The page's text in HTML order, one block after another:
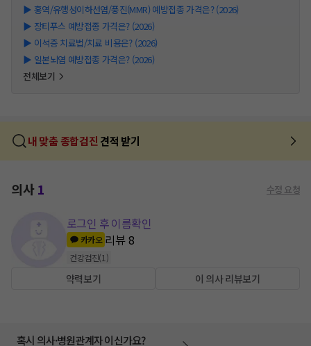
▶ 홍역/유행성이하선염/풍진(MMR) 예방접종 가격은? (2026)
▶ 장티푸스 예방접종 가격은? (2026)
▶ 이석증 치료법/치료 비용은? (2026)
▶ 일본뇌염 예방접종 가격은? (2026)
전체보기
내 맞춤 종합검진 견적 받기
의사1 수정 요청
로그인 후 이름확인
카카오 리뷰8
건강검진(1 )
약력보기 이 의사 리뷰보기
혹시 의사·병원관계자 이신가요?